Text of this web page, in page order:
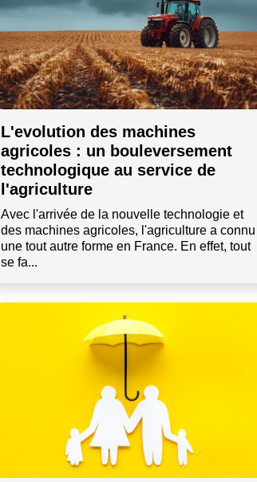
L'evolution des machines
agricoles : un bouleversement
technologique au service de
l'agriculture
Avec l'arrivée de la nouvelle technologie et
des machines agricoles, l'agriculture a connu
une tout autre forme en France. En effet, tout
se fa...